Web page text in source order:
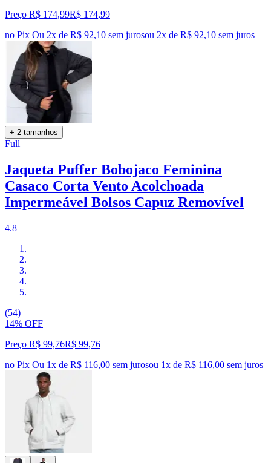
Preço R$ 174,99R$ 174,99
no Pix Ou 2x de R$ 92,10 sem jurosou 2x de R$ 92,10 sem juros
+ 2 tamanhos
Full
Jaqueta Puffer Bobojaco Feminina
Casaco Corta Vento Acolchoada
Impermeável Bolsos Capuz Removível
4.8
(54)
14% OFF
Preço R$ 99,76R$ 99,76
no Pix Ou 1x de R$ 116,00 sem jurosou 1x de R$ 116,00 sem juros